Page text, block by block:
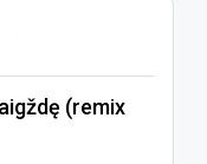
(remix